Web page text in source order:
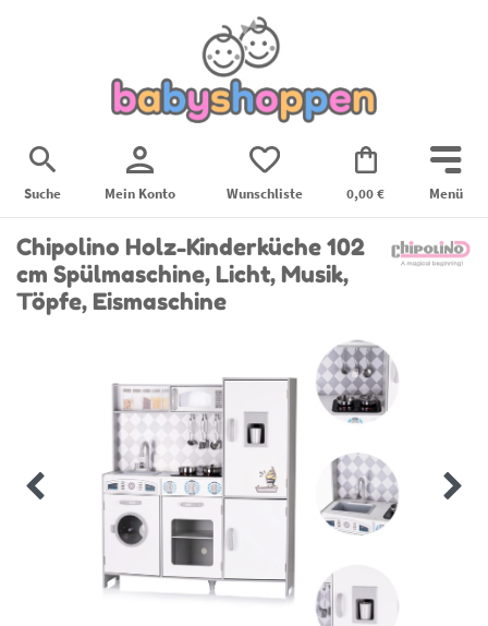
Suche Mein Konto Wunschliste 0,00 € Menü
Chipolino Holz-Kinderküche 102
cm Spülmaschine, Licht, Musik,
Töpfe, Eismaschine